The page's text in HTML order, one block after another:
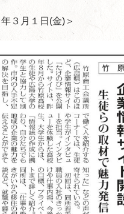
３月１日(金)＞